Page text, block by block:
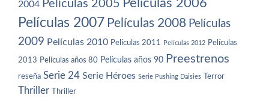
2004 Películas 2005 Películas 2006
Películas 2007 Películas 2008 Películas
2009 Películas 2010 Películas 2011 Películas 2012 Películas
2013 Películas años 80 Películas años 90 Preestrenos
reseña Serie 24 Serie Héroes Serie Pushing Daisies Terror
Thriller Thriller